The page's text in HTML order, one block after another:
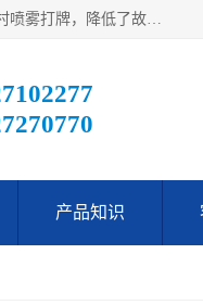
武汉荣晟环保科技有限公司产品涵盖了全自动工程车辆洗轮机，环保远射程喷雾机，抑尘剂喷洒设备，农村喷雾打牌，降低了故障率。多次获得环保科技进步奖，赢得了广大客户的一直好评.
产品知识